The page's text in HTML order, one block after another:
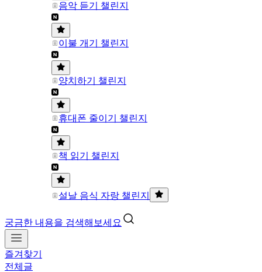
음악 듣기 챌린지
이불 개기 챌린지
양치하기 챌린지
휴대폰 줄이기 챌린지
책 읽기 챌린지
설날 음식 자랑 챌린지
궁금한 내용을 검색해보세요
즐겨찾기
전체글